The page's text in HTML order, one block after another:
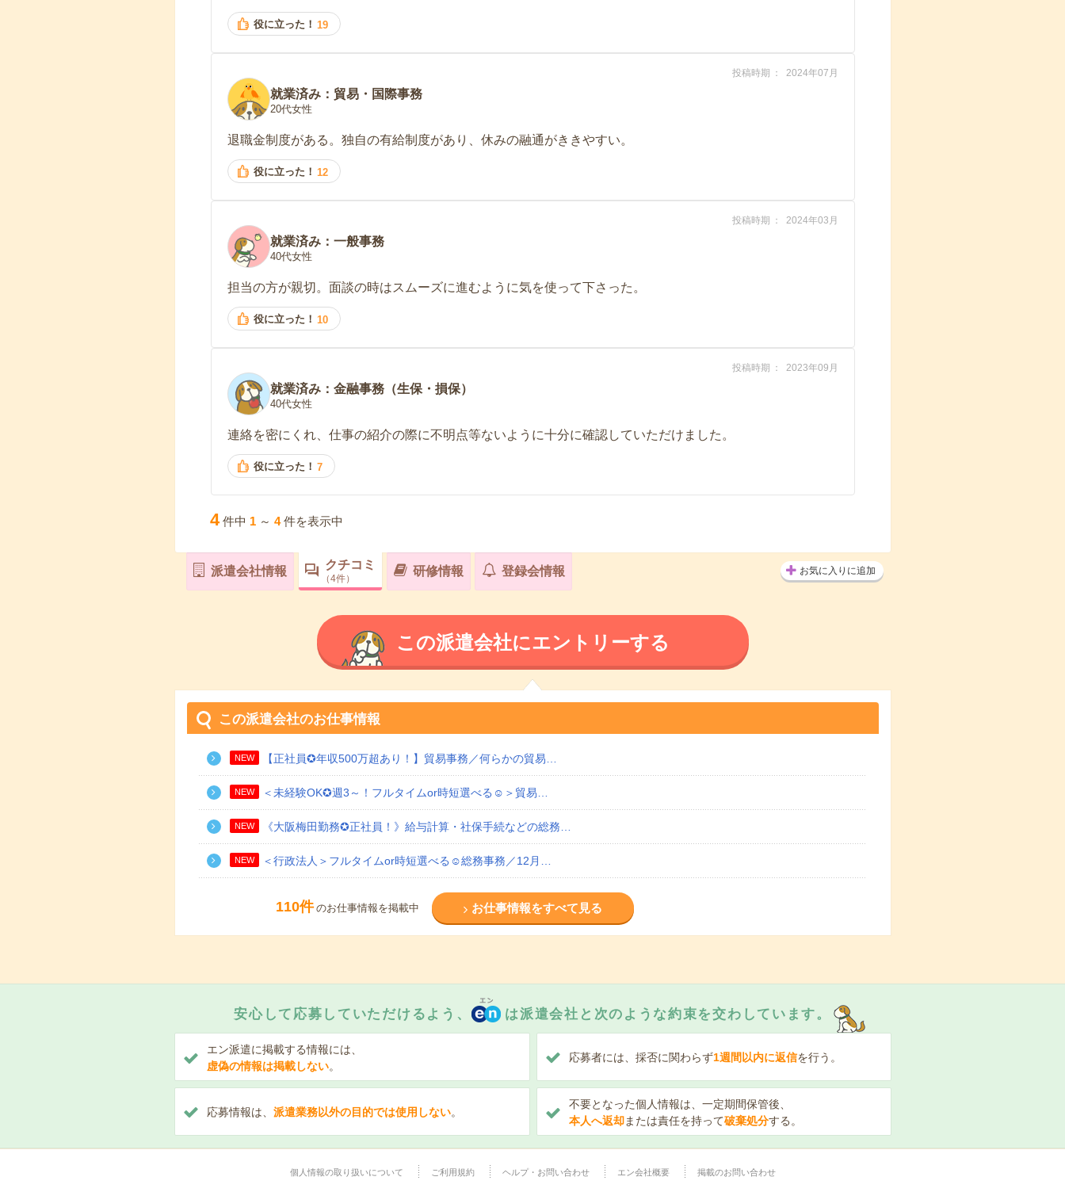
役に立った！ 19
投稿時期 2024年07月
就業済み：貿易・国際事務
20代女性
退職金制度がある。独自の有給制度があり、休みの融通がききやすい。
役に立った！ 12
投稿時期 2024年03月
就業済み：一般事務
40代女性
担当の方が親切。面談の時はスムーズに進むように気を使って下さった。
役に立った！ 10
投稿時期 2023年09月
就業済み：金融事務（生保・損保）
40代女性
連絡を密にくれ、仕事の紹介の際に不明点等ないように十分に確認していただけました。
役に立った！ 7
4 件中 1 ～ 4 件を表示中
派遣会社情報 クチコミ
4件
研修情報 登録会情報 お気に入りに追加
この派遣会社にエントリーする
この派遣会社のお仕事情報
NEW 【正社員✪年収500万超あり！】貿易事務／何らかの貿易…
NEW ＜未経験OK✪週3～！フルタイムor時短選べる☺＞貿易…
NEW 《大阪梅田勤務✪正社員！》給与計算・社保手続などの総務…
NEW ＜行政法人＞フルタイムor時短選べる☺総務事務／12月…
110件 のお仕事情報を掲載中 お仕事情報をすべて見る
安心して応募していただけるよう、 は派遣会社と次のような約束を交わしています。
エン派遣に掲載する情報には、
虚偽の情報は掲載しない。
応募者には、採否に関わらず1週間以内に返信を行う。
応募情報は、 派遣業務以外の目的では使用しない。
不要となった個人情報は、一定期間保管後、
本人へ返却または責任を持って破棄処分する。
個人情報の取り扱いについて ご利用規約 ヘルプ・お問い合わせ エン会社概要 掲載のお問い合わせ